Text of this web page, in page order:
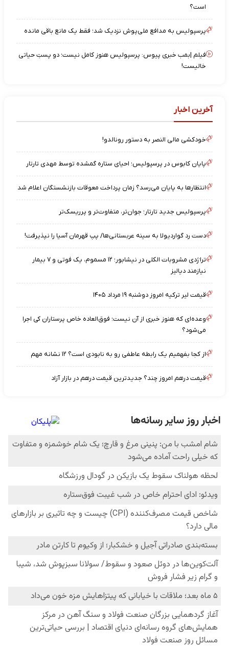
است؟
پرسپولیس به مدافع ملی‌پوش نزدیک شد؛ فقط یک مانع باقی مانده
فیلم |بمب خبری پیوس: پرسپولیس هنوز کامل نیست؛ دو پستِ حیاتی
خالیست!
آخرین اخبار
خودکشی مالی النصر به دستور رونالدو!
پایان کابوس در پرسپولیس؛ احیای ستاره گمشده توسط مهدی تارتار
انتظارها به پایان می‌رسد؟ زمان پرداخت معوقات بازنشستگان اعلام شد
پرسپولیس جدید تارتار؛ جوان‌تر، متفاوت‌تر و پرریسک‌تر
دست رد گواردیولا به سینه عربستانی‌ها/ پپ قهرمان آسیا را نپذیرفت!
تراژدی مشروبات الکلی در نیشابور؛ ۱۲ مسموم، یک فوتی و ۷ بیمار
نیازمند دیالیز
قیمت لیر ترکیه امروز دوشنبه ۱۹ مرداد ۱۴۰۵
وعده‌ای که هنوز خبری از آن نیست؛ فوق‌العاده خاص پرستاران کی اجرا
می‌شود؟
از کجا بفهمیم یک رابطه عاطفی رو به نابودی است؟ ۱۲ نشانه مهم
قیمت درهم امروز چند؟ جدیدترین قیمت درهم در بازار آزاد